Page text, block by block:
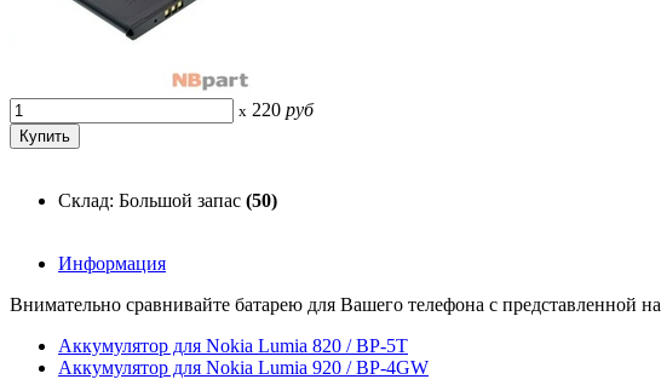
x 220 руб
Склад: Большой запас (50)
Информация
Внимательно сравнивайте батарею для Вашего телефона с представленной
Аккумулятор для Nokia Lumia 820 / BP-5T
Аккумулятор для Nokia Lumia 920 / BP-4GW